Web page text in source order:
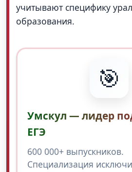
учитывают специфику
образования.
🎯
Умскул — лидер
ЕГЭ
600 000+ выпускников.
Специализация